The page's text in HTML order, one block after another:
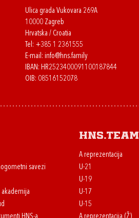
Ulica grada Vukovara 269A
10000 Zagreb
Hrvatska / Croatia
Tel: +385 1 2361555
E-mail: info@hns.family
IBAN: HR2523400091100187844
OIB: 08516152078
savezi
HNS-a
HNS.team
A reprezentacija
U-21
U-19
U-17
U-15
A reprezentacija (Ž)